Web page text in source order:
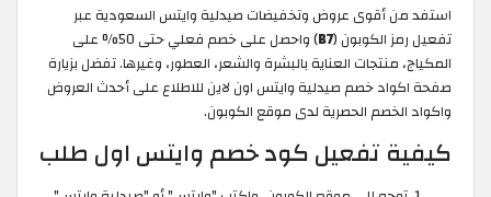
استفد من أقوى عروض وتخفيضات صيدلية وايتس السعودية عبر
تفعيل رمز الكوبون (B7
) واحصل على خصم فعلي حتى 50% على
المكياج، منتجات العناية بالبشرة والشعر، العطور، وغيرها. تفضل بزيارة
صفحة اكواد خصم صيدلية وايتس اون لاين للاطلاع على أحدث العروض
واكواد الخصم الحصرية لدى موقع الكوبون.
كيفية تفعيل كود خصم وايتس اول طلب